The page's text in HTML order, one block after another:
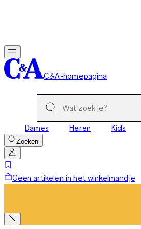
C&A-homepagina
Dames Heren Kids
Zoeken
Geen artikelen in het winkelmandje